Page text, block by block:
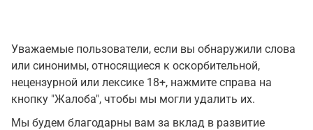
Уважаемые пользователи, если вы обнаружили слова
или синонимы, относящиеся к оскорбительной,
нецензурной или лексике 18+, нажмите справа на
кнопку "Жалоба", чтобы мы могли удалить их.
Мы будем благодарны вам за вклад в развитие